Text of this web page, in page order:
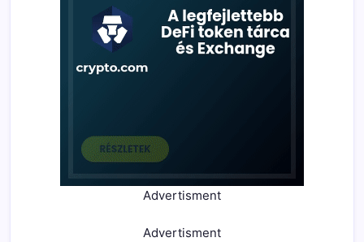
Advertisment
Advertisment